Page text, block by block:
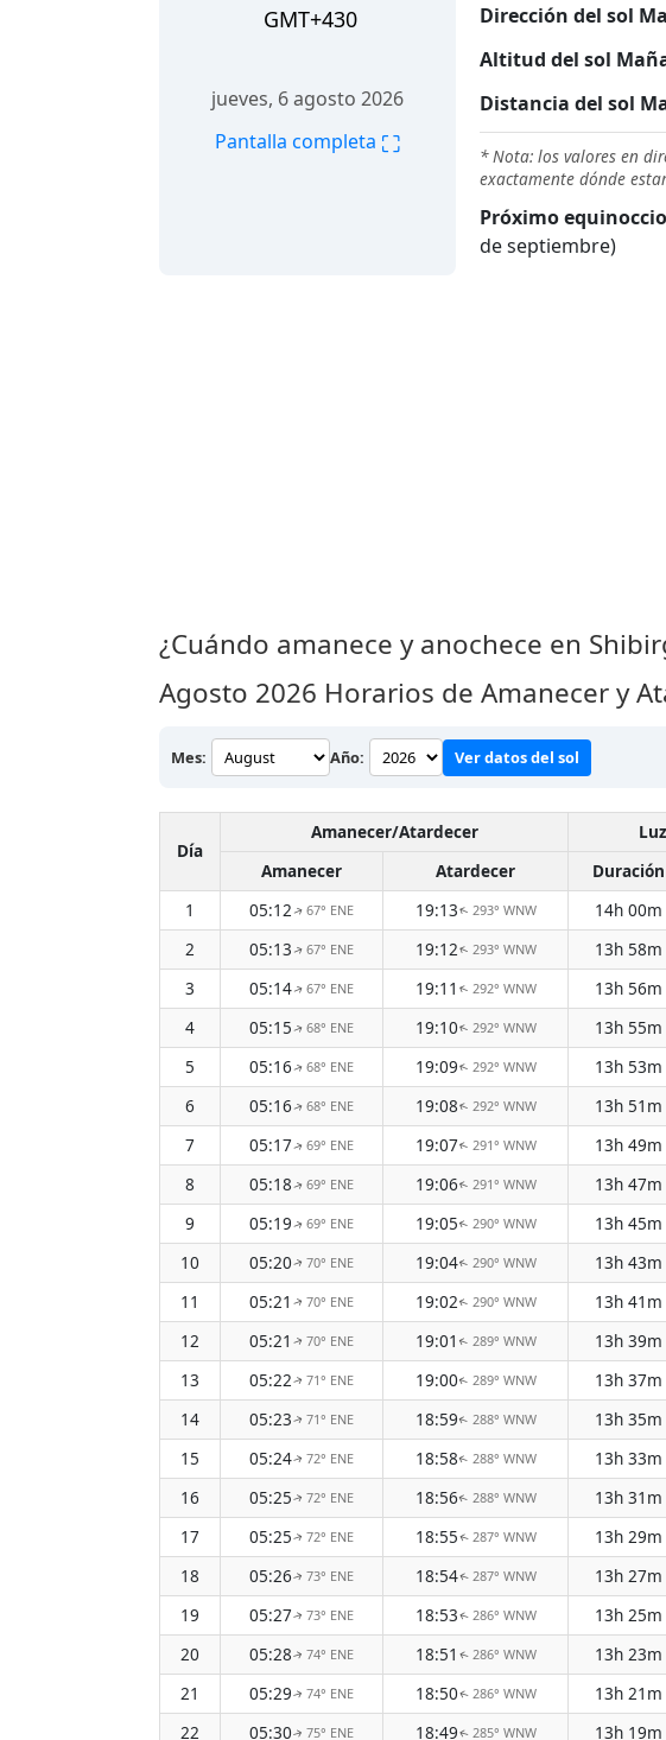
GMT+430
jueves, 6 agosto 2026
Pantalla completa ⛶
Dirección del sol
Altitud del sol
Distancia del sol
* Nota: los valores en
exactamente dónde
Próximo
de septiembre)
¿Cuándo amanece y anochece en
Agosto 2026 Horarios de Amanecer y
Mes: Año: Ver datos del sol
Día
Amanecer/Atardecer
Amanecer
Atardecer Duración
1
05:12↑67° ENE 19:13↑ 293° WNW 14h 00m
2
05:13↑67° ENE 19:12↑ 293° WNW 13h 58m
3
05:14↑67° ENE 19:11 ↑ 292° WNW 13h 56m
4
05:15↑68° ENE 19:10↑ 292° WNW 13h 55m
5
05:16↑68° ENE 19:09↑ 292° WNW 13h 53m
6
05:16↑68° ENE 19:08↑ 292° WNW 13h 51m
7
05:17↑69° ENE 19:07↑ 291° WNW 13h 49m
8
05:18↑69° ENE 19:06↑ 291° WNW 13h 47m
9
05:19↑69° ENE 19:05↑ 290° WNW 13h 45m
10
05:20↑70° ENE 19:04↑ 290° WNW 13h 43m
11
05:21 ↑70° ENE 19:02↑ 290° WNW 13h 41m
12
05:21 ↑70° ENE 19:01 ↑ 289° WNW 13h 39m
13
05:22↑71° ENE 19:00↑ 289° WNW 13h 37m
14
05:23↑71° ENE 18:59↑ 288° WNW 13h 35m
15
05:24↑72° ENE 18:58↑ 288° WNW 13h 33m
16
05:25↑72° ENE 18:56↑ 288° WNW 13h 31m
17
05:25↑72° ENE 18:55↑ 287° WNW 13h 29m
18
05:26↑73° ENE 18:54↑ 287° WNW 13h 27m
19
05:27↑73° ENE 18:53↑ 286° WNW 13h 25m
20
05:28↑ 74° ENE 18:51 ↑ 286° WNW 13h 23m
21
05:29↑ 74° ENE 18:50↑ 286° WNW 13h 21m
22
05:30↑ 75° ENE 18:49↑ 285° WNW 13h 19m